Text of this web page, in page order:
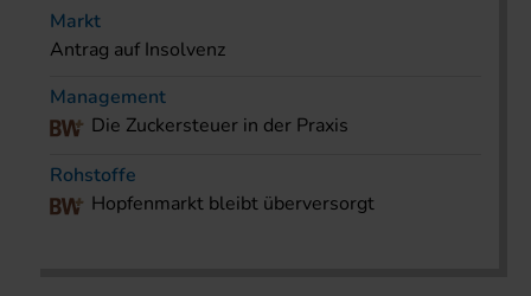
Markt
Antrag auf Insolvenz
Management
Die Zuckersteuer in der Praxis
Rohstoffe
Hopfenmarkt bleibt überversorgt